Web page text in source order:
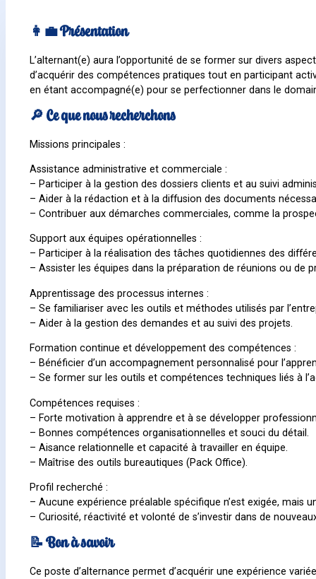
👩‍💼 Présentation
L’alternant(e) aura l’opportunité de se former sur divers
d’acquérir des compétences pratiques tout en participant
en étant accompagné(e) pour se perfectionner dans le
🔎 Ce que nous recherchons
Missions principales :
Assistance administrative et commerciale :
– Participer à la gestion des dossiers clients et au suivi
– Aider à la rédaction et à la diffusion des documents
– Contribuer aux démarches commerciales, comme la
Support aux équipes opérationnelles :
– Participer à la réalisation des tâches quotidiennes des
– Assister les équipes dans la préparation de réunions ou de
Apprentissage des processus internes :
– Se familiariser avec les outils et méthodes utilisés par
– Aider à la gestion des demandes et au suivi des projets.
Formation continue et développement des compétences :
– Bénéficier d’un accompagnement personnalisé pour
– Se former sur les outils et compétences techniques liés à
Compétences requises :
– Forte motivation à apprendre et à se développer
– Bonnes compétences organisationnelles et souci du détail.
– Aisance relationnelle et capacité à travailler en équipe.
– Maîtrise des outils bureautiques (Pack Office).
Profil recherché :
– Aucune expérience préalable spécifique n’est exigée, mais
– Curiosité, réactivité et volonté de s’investir dans de
📝 Bon à savoir
Ce poste d’alternance permet d’acquérir une expérience